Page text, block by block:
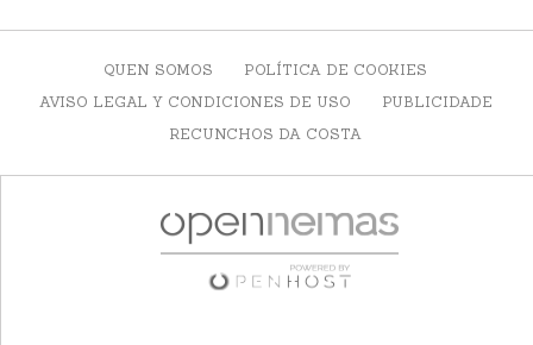
QUEN SOMOS
POLÍTICA DE COOKIES
AVISO LEGAL Y CONDICIONES DE USO
PUBLICIDADE
RECUNCHOS DA COSTA